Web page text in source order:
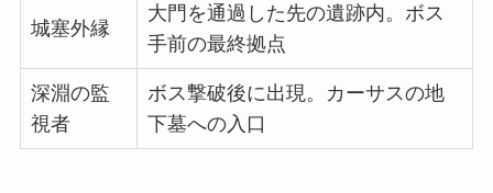
城塞外縁
大門を通過した先の遺跡内。ボス
手前の最終拠点
深淵の監
視者
ボス撃破後に出現。カーサスの地
下墓への入口